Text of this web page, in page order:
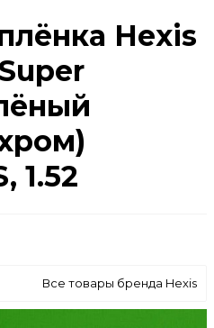
Hexis
1.52
Все товары бренда Hexis